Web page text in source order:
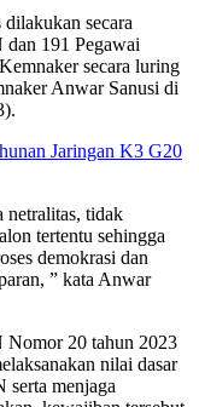
secara
191 Pegawai
secara luring
Anwar Sanusi di
Jaringan K3 G20
netralitas, tidak
tertentu sehingga
demokrasi dan
” kata Anwar
Nomor 20 tahun 2023
nilai dasar
serta menjaga